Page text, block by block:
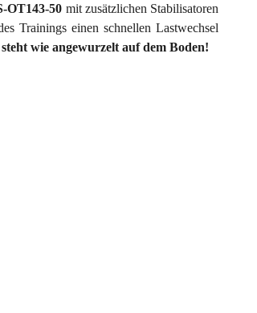
OT143-50 mit zusätzlichen Stabilisatoren
Trainings einen schnellen Lastwechsel
wie angewurzelt auf dem Boden!